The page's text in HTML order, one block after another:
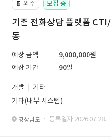
📔 외주 모집 중
기존 전화상담 플랫폼
동
예상 금액
9,000,000원
예상 기간
90일
개발
기타
기타(내부 시스템)
경상남도 · 등록일자 2026.07.28.